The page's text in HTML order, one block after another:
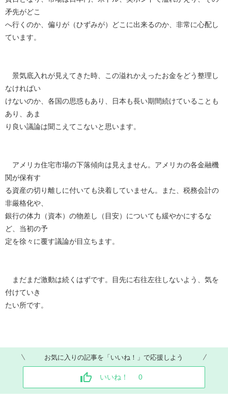
矛先がどこ
へ行くのか、偏りが（ひずみが）どこに出来るのか、非常に心配し
ています。
景気底入れが見えてきた時、この溢れかえったお金をどう整理し
なければい
けないのか、各国の思惑もあり、日本も長い期間続けていることも
あり、あま
り良い議論は聞こえてこないと思います。
アメリカ住宅市場の下落傾向は見えません。アメリカの各金融機
関が保有す
る資産の切り離しに付いても決着していません。また、税務会計の
非厳格化や、
銀行の体力（資本）の物差し（目安）についても緩やかにするな
ど、当初の予
定を徐々に覆す議論が目立ちます。
まだまだ激動は続くはずです。目先に右往左往しないよう、気を
付けていき
たい所です。
お気に入りの記事を「いいね！」で応援しよう
いいね！ 0